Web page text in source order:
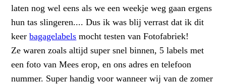
laten nog wel eens als we een weekje weg gaan ergens
hun tas slingeren.... Dus ik was blij verrast dat ik dit
keerbagagelabels mocht testen van Fotofabriek!
Ze waren zoals altijd super snel binnen, 5 labels met
een foto van Mees erop, en ons adres en telefoon
nummer. Super handig voor wanneer wij van de zomer